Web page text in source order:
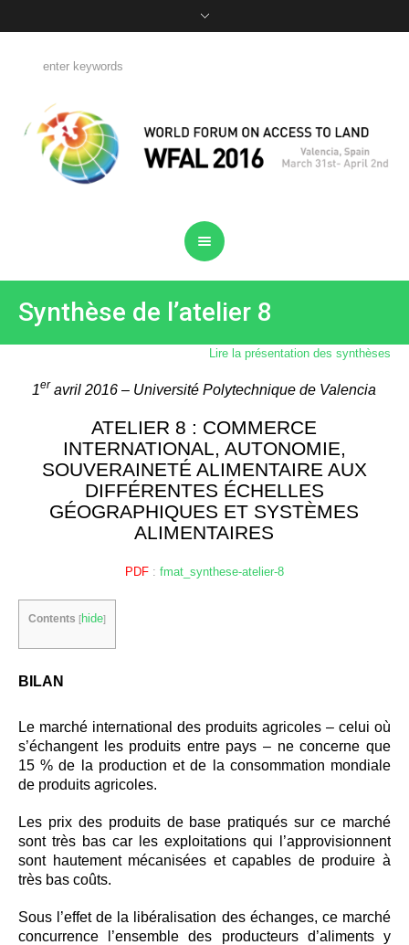
Synthèse de l’atelier 8
Lire la présentation des synthèses
1er avril 2016 – Université Polytechnique de Valencia
ATELIER 8 : COMMERCE
INTERNATIONAL, AUTONOMIE,
SOUVERAINETÉ ALIMENTAIRE AUX
DIFFÉRENTES ÉCHELLES
GÉOGRAPHIQUES ET SYSTÈMES
ALIMENTAIRES
PDF: fmat_synthese-atelier-8
Contents [hide]
BILAN
Le marché international des produits agricoles – celui où
s’échangent les produits entre pays – ne concerne que
15 % de la production et de la consommation mondiale
de produits agricoles.
Les prix des produits de base pratiqués sur ce marché
sont très bas car les exploitations qui l’approvisionnent
sont hautement mécanisées et capables de produire à
très bas coûts.
Sous l’effet de la libéralisation des échanges, ce marché
concurrence l’ensemble des producteurs d’aliments y